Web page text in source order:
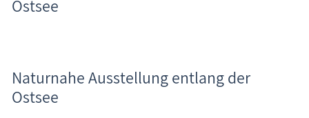
Urlaubsorte
Freizeit
Wissenswertes
Ostsee
Naturnahe Ausstellung entlang der
Ostsee